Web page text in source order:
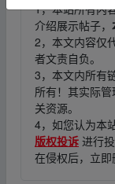
1，本站所有内
介绍展示帖子，
2，本文内容仅
者文责自负。
3，本文内所有
所有！其实际
关资源。
4，如您认为本
版权投诉 进行
在侵权后，立即